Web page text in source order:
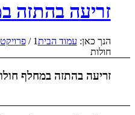
זריעה בהתזה
הנך כאן: עמוד הבית1
/
חולות
זריעה בהתזה במחלף